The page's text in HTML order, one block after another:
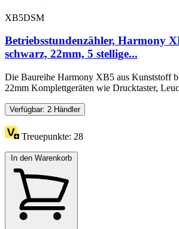
XB5DSM
Betriebsstundenzähler, Harmony
schwarz, 22mm, 5 stellige...
Die Baureihe Harmony XB5 aus Kunststoff
22mm Komplettgeräten wie Drucktaster,
Verfügbar: 2 Händler
Treuepunkte: 28
In den Warenkorb